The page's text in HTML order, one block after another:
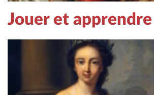
Jouer et apprendre